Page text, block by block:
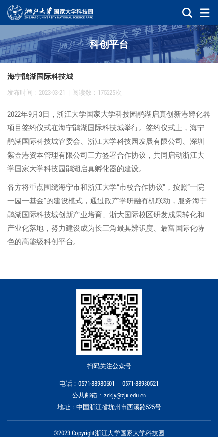
科创平台
海宁鹃湖国际科技城
发布时间：2023-03-21 阅读数：175225次
2022年9月3日，浙江大学国家大学科技园鹃湖启真创新港孵化器
项目签约仪式在海宁鹃湖国际科技城举行。签约仪式上，海宁
鹃湖国际科技城管委会、浙江大学科技园发展有限公司、深圳
紫金港资本管理有限公司三方签署合作协议，共同启动浙江大
学国家大学科技园鹃湖启真孵化器的建设。
各方将重点围绕海宁市和浙江大学“市校合作协议”，按照“一院
一园一基金”的建设模式，通过政产学研融有机联动，服务海宁
鹃湖国际科技城创新产业培育、浙大国际校区研发成果转化和
产业化落地，努力建设成为长三角最具辨识度、最富国际化特
色的高能级科创平台。
扫码关注公众号
电话：0571-88980601 0571-88980521
公共邮箱：zdkjy@zju.edu.cn
地址：中国浙江省杭州市西溪路525号
©2023 Copyright浙江大学国家大学科技园